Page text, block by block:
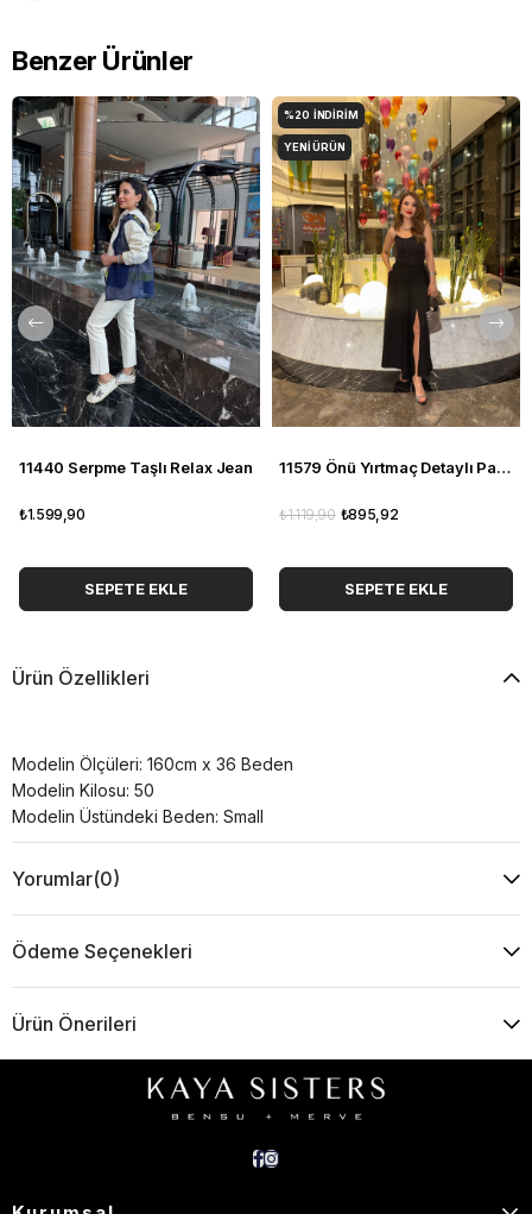
Benzer Ürünler
11440 Serpme Taşlı Relax Jean
₺1.599,90
SEPETE EKLE
11579 Önü Yırtmaç Detaylı Pantolon
₺895,92
₺1.119,90
SEPETE EKLE
%20 İNDIRIM
YENI ÜRÜN
Ürün Özellikleri
Modelin Ölçüleri: 160cm x 36 Beden
Modelin Kilosu: 50
Modelin Üstündeki Beden: Small
Yorumlar(0)
Ödeme Seçenekleri
Ürün Önerileri